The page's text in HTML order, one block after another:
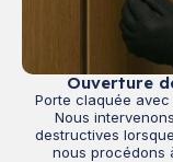
Ouverture
Porte claquée
Nous
destructives
nous procédons